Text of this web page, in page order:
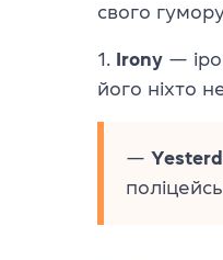
свого
1. Irony —
його ніхто
—